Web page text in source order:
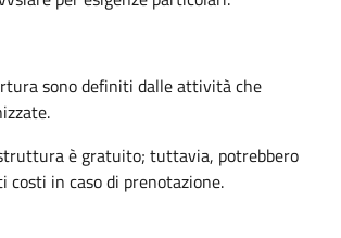
sono definiti dalle attività che
è gratuito; tuttavia, potrebbero
costi in caso di prenotazione.